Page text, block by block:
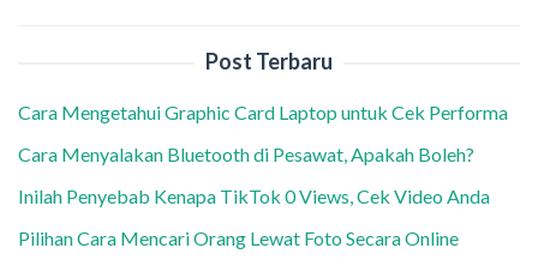
Post Terbaru
Cara Mengetahui Graphic Card Laptop untuk Cek Performa
Cara Menyalakan Bluetooth di Pesawat, Apakah Boleh?
Inilah Penyebab Kenapa TikTok 0 Views, Cek Video Anda
Pilihan Cara Mencari Orang Lewat Foto Secara Online